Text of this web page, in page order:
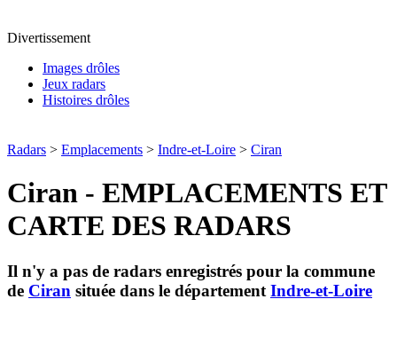
Divertissement
Images drôles
Jeux radars
Histoires drôles
Radars > Emplacements > Indre-et-Loire > Ciran
Ciran - EMPLACEMENTS ET
CARTE DES RADARS
Il n'y a pas de radars enregistrés pour la commune
de Ciran située dans le département Indre-et-Loire